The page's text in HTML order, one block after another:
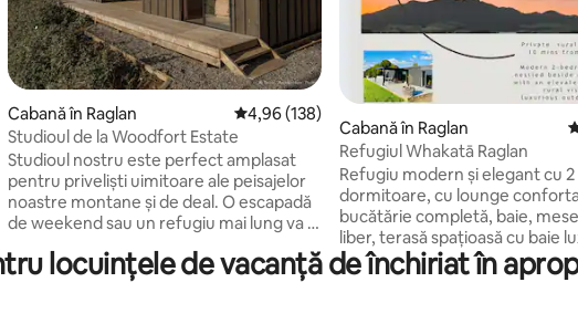
4,94 din 5, 147 recenzii
Cabană în Raglan Scor mediu de 4,96 din 5, 138 recenzii
4,96 (138)
Studioul de la Woodfort Estate
Studioul nostru este perfect amplasat
pentru priveliști uimitoare ale peisajelor
noastre montane și de deal. O escapadă
de weekend sau un refugiu mai lung va fi
relaxa în interior sau pe terasa spațioasă
care surprinde soarele de după-amiază
Cabană în Raglan
Refugiul Whakatā Raglan
Refugiu modern și elegant cu 2
dormitoare, cu lounge
bucătărie completă, baie,
liber, terasă spațioasă cu baie
natură, cuibărită lângă tufișul
Ascultă cântecul păsărilor în
locuințele de vacanță de închiriat în